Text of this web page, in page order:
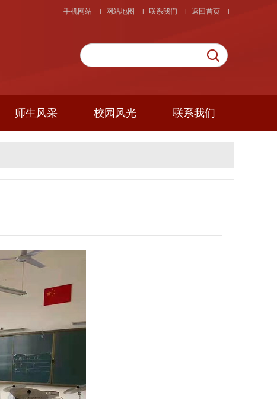
|
返回首页
|
联系我们
|
网站地图
|
手机网站
师生风采 校园风光 联系我们